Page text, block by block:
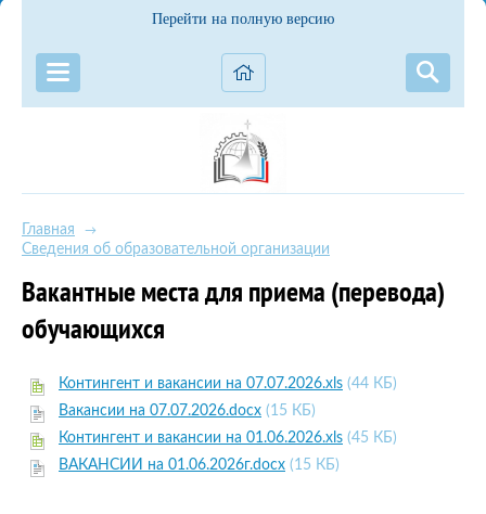
Перейти на полную версию
Главная →
Сведения об образовательной организации
Вакантные места для приема (перевода)
обучающихся
Контингент и вакансии на 07.07.2026.xls (44 КБ)
Вакансии на 07.07.2026.docx (15 КБ)
Контингент и вакансии на 01.06.2026.xls (45 КБ)
ВАКАНСИИ на 01.06.2026г.docx (15 КБ)